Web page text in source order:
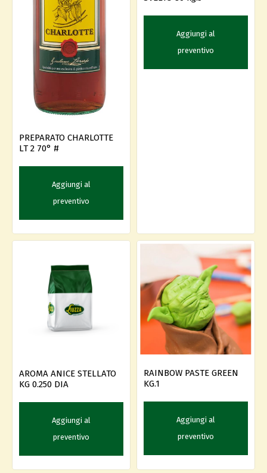
PREPARATO CHARLOTTE
LT 2 70° #
Aggiungi al
preventivo
Aggiungi al
preventivo
AROMA ANICE STELLATO
KG 0.250 DIA
Aggiungi al
preventivo
RAINBOW PASTE GREEN
KG.1
Aggiungi al
preventivo